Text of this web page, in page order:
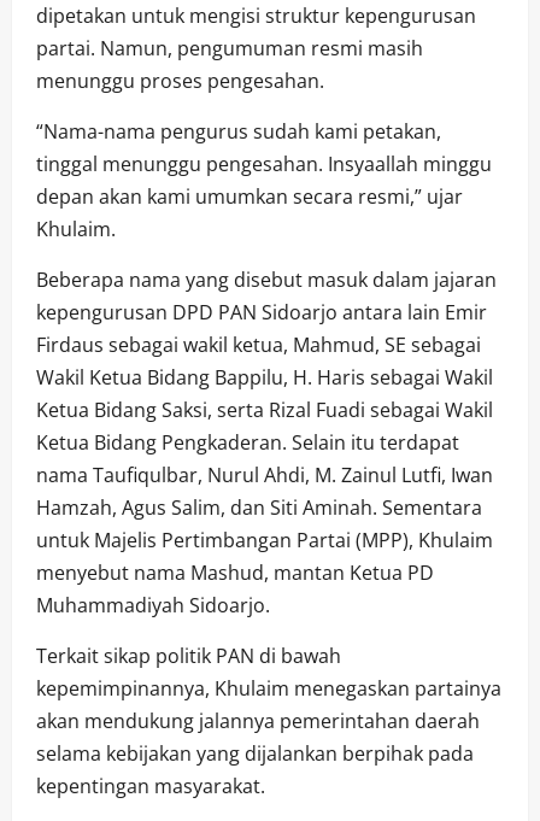
dipetakan untuk mengisi struktur kepengurusan
partai. Namun, pengumuman resmi masih
menunggu proses pengesahan.
“Nama-nama pengurus sudah kami petakan,
tinggal menunggu pengesahan. Insyaallah minggu
depan akan kami umumkan secara resmi,” ujar
Khulaim.
Beberapa nama yang disebut masuk dalam jajaran
kepengurusan DPD PAN Sidoarjo antara lain Emir
Firdaus sebagai wakil ketua, Mahmud, SE sebagai
Wakil Ketua Bidang Bappilu, H. Haris sebagai Wakil
Ketua Bidang Saksi, serta Rizal Fuadi sebagai Wakil
Ketua Bidang Pengkaderan. Selain itu terdapat
nama Taufiqulbar, Nurul Ahdi, M. Zainul Lutfi, Iwan
Hamzah, Agus Salim, dan Siti Aminah. Sementara
untuk Majelis Pertimbangan Partai (MPP), Khulaim
menyebut nama Mashud, mantan Ketua PD
Muhammadiyah Sidoarjo.
Terkait sikap politik PAN di bawah
kepemimpinannya, Khulaim menegaskan partainya
akan mendukung jalannya pemerintahan daerah
selama kebijakan yang dijalankan berpihak pada
kepentingan masyarakat.